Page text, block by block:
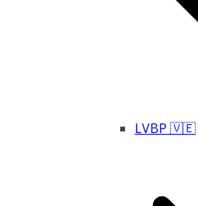
LVBP 🇻🇪